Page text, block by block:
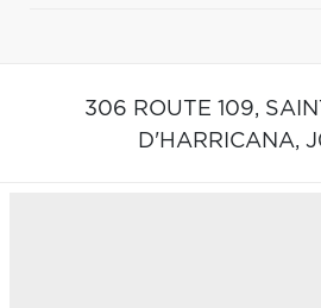
306 ROUTE 109,
D'HARRICANA,